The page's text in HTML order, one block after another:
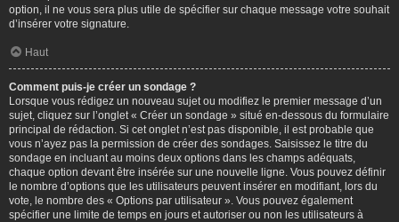
option, il ne vous sera plus utile de spécifier sur chaque message votre souhait
d’insérer votre signature.
Haut
Comment puis-je créer un sondage ?
Lorsque vous rédigez un nouveau sujet ou modifiez le premier message d’un
sujet, cliquez sur l’onglet « Créer un sondage » situé en-dessous du formulaire
principal de rédaction. Si cet onglet n’est pas disponible, il est probable que
vous n’ayez pas la permission de créer des sondages. Saisissez le titre du
sondage en incluant au moins deux options dans les champs adéquats,
chaque option devant être insérée sur une nouvelle ligne. Vous pouvez définir
le nombre d’options que les utilisateurs peuvent insérer en modifiant, lors du
vote, le nombre des « Options par utilisateur ». Vous pouvez également
spécifier une limite de temps en jours et autoriser ou non les utilisateurs à